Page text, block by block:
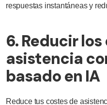
respuestas instantáneas y
6. Reducir
asistencia
basado en IA
Reduce tus costes de